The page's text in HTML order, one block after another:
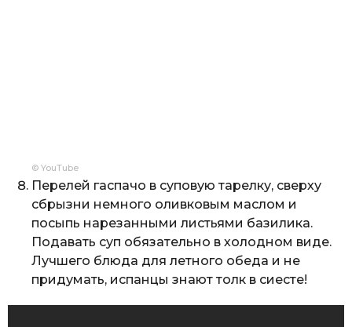
© YouTube
Перелей гаспачо в суповую тарелку, сверху
сбрызни немного оливковым маслом и
посыпь нарезанными листьями базилика.
Подавать суп обязательно в холодном виде.
Лучшего блюда для летного обеда и не
придумать, испанцы знают толк в сиесте!